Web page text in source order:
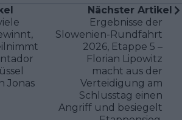
Jonas
Nächster Artikel
Ergebnisse der
Slowenien-Rundfahrt
2026, Etappe 5 –
Florian Lipowitz
macht aus der
Verteidigung am
Schlusstag einen
Angriff und besiegelt